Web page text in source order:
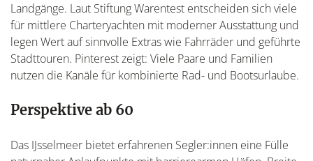
Landgänge. Laut Stiftung Warentest entscheiden sich viele
für mittlere Charteryachten mit moderner Ausstattung und
legen Wert auf sinnvolle Extras wie Fahrräder und geführte
Stadttouren. Pinterest zeigt: Viele Paare und Familien
nutzen die Kanäle für kombinierte Rad- und Bootsurlaube.
Perspektive ab 60
Das IJsselmeer bietet erfahrenen Segler:innen eine Fülle